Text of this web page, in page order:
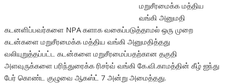
மறுசீரமைக்க மத்திய
வங்கி அனுமதி
கடனளிப்பவர்களை NPA களாக வகைப்படுத்தாமல் ஒரு முறை
கடன்களை மறுசீரமைக்க மத்திய வங்கி அனுமதித்தது
வலியுறுத்தப்பட்ட கடன்களை மறுசீரமைப்பதற்கான தகுதி
அளவுருக்களை பரிந்துரைக்க ரிசர்வ் வங்கி கே.வி.காமத்தின் கீழ் ஐந்து
பேர் கொண்ட குழுவை ஆகஸ்ட் 7 அன்று அமைத்தது.